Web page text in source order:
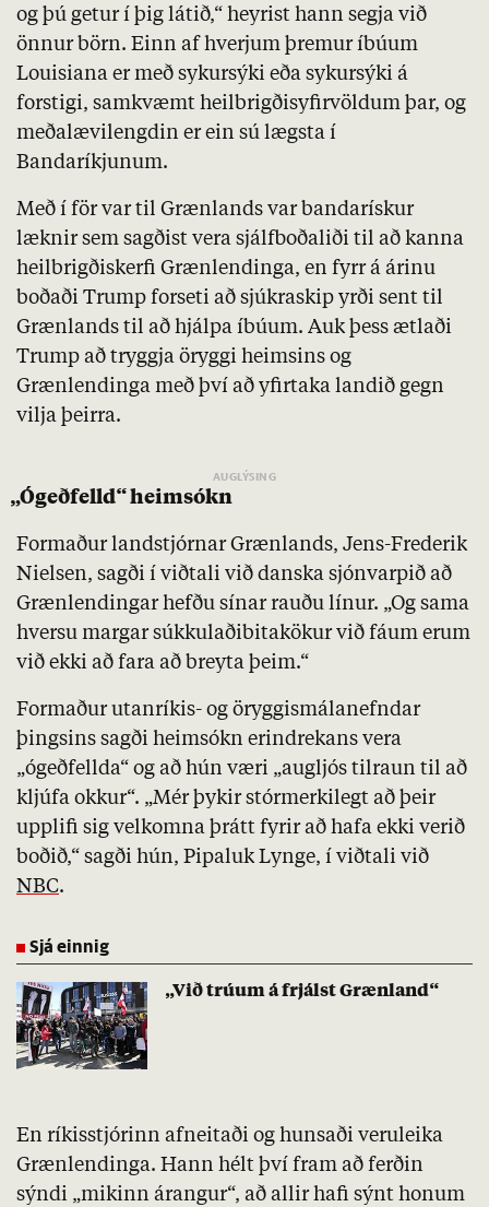
og þú getur í þig látið,“ heyrist hann segja við
önnur börn. Einn af hverjum þremur íbúum
Louisiana er með sykursýki eða sykursýki á
forstigi, samkvæmt heilbrigðisyfirvöldum þar, og
meðalævilengdin er ein sú lægsta í
Bandaríkjunum.
Með í för var til Grænlands var bandarískur
læknir sem sagðist vera sjálfboðaliði til að kanna
heilbrigðiskerfi Grænlendinga, en fyrr á árinu
boðaði Trump forseti að sjúkraskip yrði sent til
Grænlands til að hjálpa íbúum. Auk þess ætlaði
Trump að tryggja öryggi heimsins og
Grænlendinga með því að yfirtaka landið gegn
vilja þeirra.
„Ógeðfelld“ heimsókn
Formaður landstjórnar Grænlands, Jens-Frederik
Nielsen, sagði í viðtali við danska sjónvarpið að
Grænlendingar hefðu sínar rauðu línur. „Og sama
hversu margar súkkulaðibitakökur við fáum erum
við ekki að fara að breyta þeim.“
Formaður utanríkis- og öryggismálanefndar
þingsins sagði heimsókn erindrekans vera
„ógeðfellda“ og að hún væri „augljós tilraun til að
kljúfa okkur“. „Mér þykir stórmerkilegt að þeir
upplifi sig velkomna þrátt fyrir að hafa ekki verið
boðið,“ sagði hún, Pipaluk Lynge, í viðtali við
NBC.
Sjá einnig
„Við trúum á frjálst Grænland“
En ríkisstjórinn afneitaði og hunsaði veruleika
Grænlendinga. Hann hélt því fram að ferðin
sýndi „mikinn árangur“, að allir hafi sýnt honum